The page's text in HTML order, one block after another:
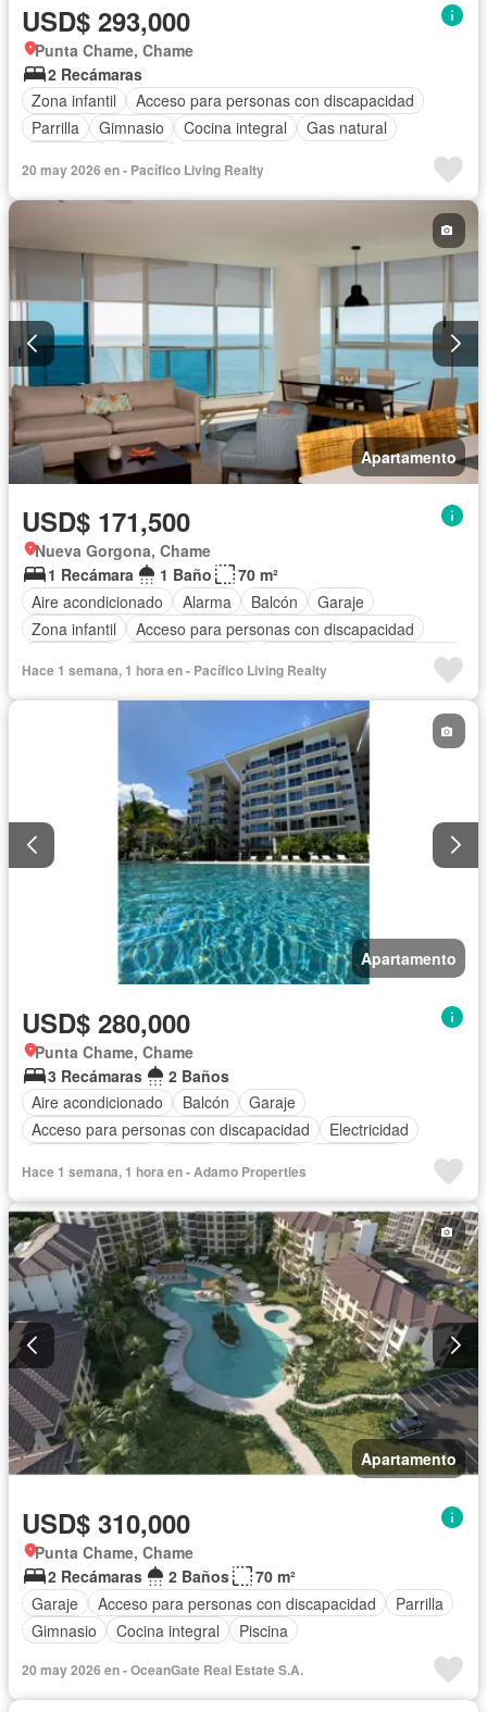
USD$ 293,000
Punta Chame, Chame
2 Recámaras
Zona infantil
Acceso para personas con discapacidad
Parrilla
Gimnasio Cocina integral
Gas natural
20 may 2026 en - Pacífico Living Realty
Apartamento
USD$ 171,500
Nueva Gorgona, Chame
1 Recámara
1 Baño
70 m²
Aire acondicionado
Alarma Balcón
Garaje
Zona infantil
Acceso para personas con discapacidad
Cocina integral
Ascensor
Gas natural Vista panorámica
Hace 1 semana, 1 hora en - Pacífico Living Realty
Apartamento
USD$ 280,000
Punta Chame, Chame
3 Recámaras
2 Baños
Aire acondicionado
Balcón
Garaje
Acceso para personas con discapacidad
Electricidad
Seguridad
Piscina Cancha de tenis
Hace 1 semana, 1 hora en - Adamo Properties
Apartamento
USD$ 310,000
Punta Chame, Chame
2 Recámaras
2 Baños
70 m²
Garaje
Acceso para personas con discapacidad
Parrilla
Gimnasio
Cocina integral Piscina
20 may 2026 en - OceanGate Real Estate S.A.